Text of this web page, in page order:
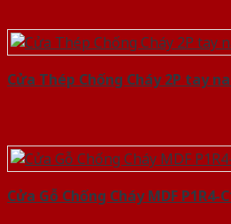
Cửa Thép Chống Cháy 2P tay
Cửa Gỗ Chống Cháy MDF P1R4-